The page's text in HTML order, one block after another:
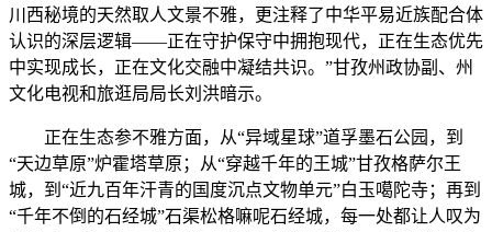
川西秘境的天然取人文景不雅，更注释了中华平易近族配合体
认识的深层逻辑——正在守护保守中拥抱现代，正在生态优先
中实现成长，正在文化交融中凝结共识。”甘孜州政协副、州
文化电视和旅逛局局长刘洪暗示。
正在生态参不雅方面，从“异域星球”道孚墨石公园，到
“天边草原”炉霍塔草原；从“穿越千年的王城”甘孜格萨尔王
城，到“近九百年汗青的国度沉点文物单元”白玉噶陀寺；再到
“千年不倒的石经城”石渠松格嘛呢石经城，每一处都让人叹为